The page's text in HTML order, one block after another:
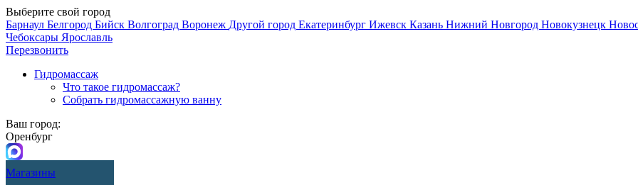
Выберите свой город
Барнаул Белгород Бийск Волгоград Воронеж Другой город Екатеринбург Ижевск Казань Нижний Новгород Новокузнецк
Чебоксары Ярославль
Перезвонить
Гидромассаж
Что такое гидромассаж?
Собрать гидромассажную ванну
Ваш город:
Оренбург
Магазины